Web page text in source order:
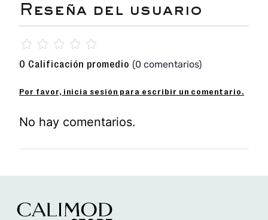
☆ ☆ ☆ ☆ ☆
0 Calificación promedio (0 comentarios)
Por favor, inicia sesión para escribir un comentario.
No hay comentarios.